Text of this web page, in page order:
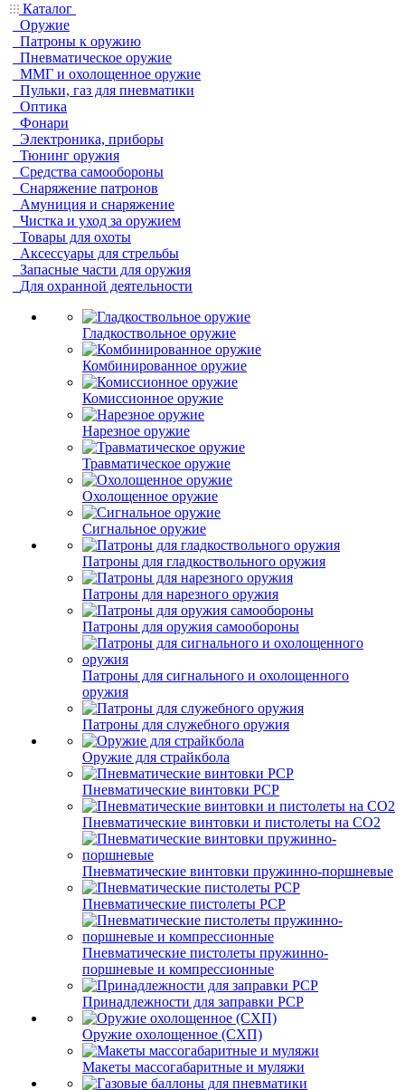
Каталог
Оружие
Патроны к оружию
Пневматическое оружие
ММГ и охолощенное оружие
Пульки, газ для пневматики
Оптика
Фонари
Электроника, приборы
Тюнинг оружия
Средства самообороны
Снаряжение патронов
Амуниция и снаряжение
Чистка и уход за оружием
Товары для охоты
Аксессуары для стрельбы
Запасные части для оружия
Для охранной деятельности
Гладкоствольное оружие
Комбинированное оружие
Комиссионное оружие
Нарезное оружие
Травматическое оружие
Охолощенное оружие
Сигнальное оружие
Патроны для гладкоствольного оружия
Патроны для нарезного оружия
Патроны для оружия самообороны
Патроны для сигнального и охолощенного
оружия
Патроны для служебного оружия
Оружие для страйкбола
Пневматические винтовки PCP
Пневматические винтовки и пистолеты на CO2
Пневматические винтовки пружинно-поршневые
Пневматические пистолеты PCP
Пневматические пистолеты пружинно-
поршневые и компрессионные
Принадлежности для заправки PCP
Оружие охолощенное (СХП)
Макеты массогабаритные и муляжи